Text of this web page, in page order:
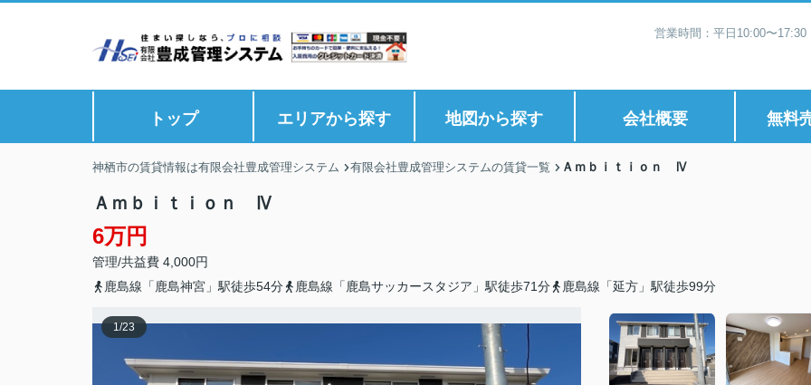
営業時間：平日10:00〜
トップ エリアから探す 地図から探す 会社概要 無料
神栖市の賃貸情報は有限会社豊成管理システム 有限会社豊成管理システムの賃貸一覧 Ａｍｂｉｔｉｏｎ Ⅳ
Ａｍｂｉｔｉｏｎ Ⅳ
6万円
管理/共益費 4,000円
鹿島線「鹿島神宮」駅徒歩54分
鹿島線「鹿島サッカースタジア」駅徒歩71分 鹿島線「延方」駅徒歩99分
1/23